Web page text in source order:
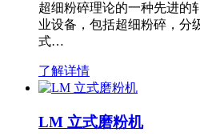
超细粉碎理论的一种先进的
业设备，包括超细粉碎，分
式…
了解详情
LM 立式磨粉机